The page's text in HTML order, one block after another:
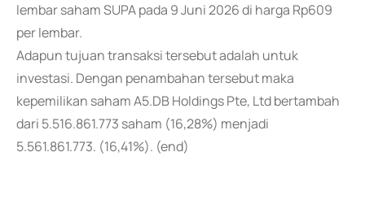
lembar saham SUPA pada 9 Juni 2026 di harga Rp609
per lembar.
Adapun tujuan transaksi tersebut adalah untuk
investasi. Dengan penambahan tersebut maka
kepemilikan saham A5.DB Holdings Pte, Ltd bertambah
dari 5.516.861.773 saham (16,28%) menjadi
5.561.861.773. (16,41%). (end)